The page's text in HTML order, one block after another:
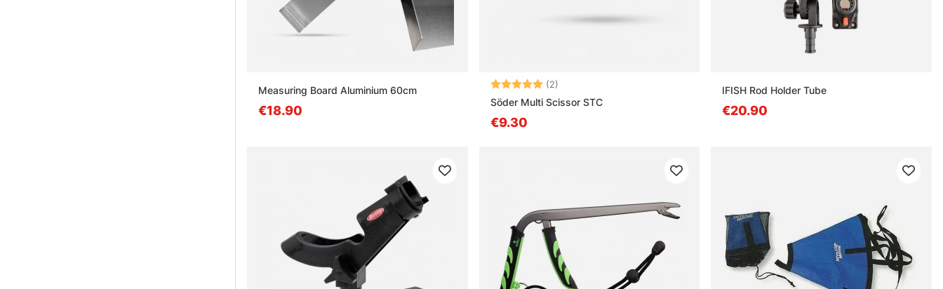
Measuring Board Aluminium 60cm
€18.90
Arvio: (2)
Söder Multi Scissor STC
€9.30
IFISH Rod Holder Tube
€20.90